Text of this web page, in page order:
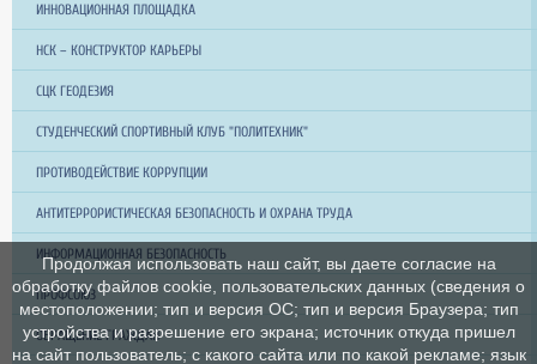
ИННОВАЦИОННАЯ ПЛОЩАДКА
НСК – КОНСТРУКТОР КАРЬЕРЫ
СЦК ГЕОДЕЗИЯ
СТУДЕНЧЕСКИЙ СПОРТИВНЫЙ КЛУБ "ПОЛИТЕХНИК"
ПРОТИВОДЕЙСТВИЕ КОРРУПЦИИ
АНТИТЕРРОРИСТИЧЕСКАЯ БЕЗОПАСНОСТЬ И ОХРАНА ТРУДА
ИНФОРМАЦИОННАЯ БЕЗОПАСНОСТЬ
ПРОФСОЮЗ
ОБРАЩЕНИЕ ГРАЖДАН
Продолжая использовать наш сайт, вы даете согласие на
обработку файлов cookie, пользовательских данных (сведения о
местоположении; тип и версия ОС; тип и версия Браузера; тип
устройства и разрешение его экрана; источник откуда пришел
на сайт пользователь; с какого сайта или по какой рекламе; язык